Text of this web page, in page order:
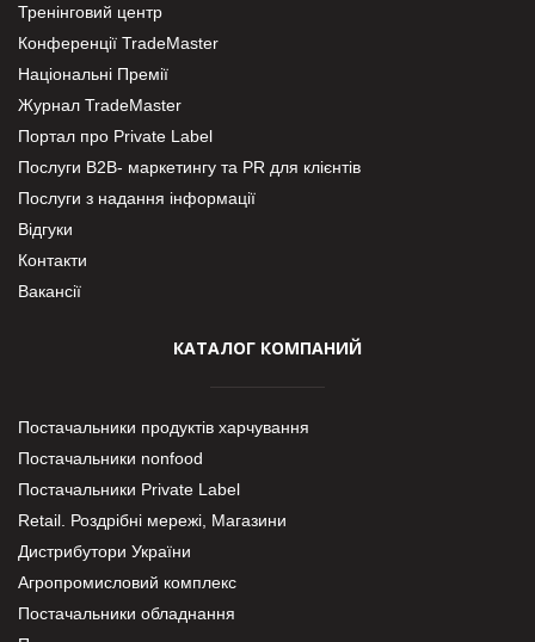
Тренінговий центр
Конференції TradeMaster
Національні Премії
Журнал TradeMaster
Портал про Private Label
Послуги В2В- маркетингу та PR для клієнтів
Послуги з надання інформації
Відгуки
Контакти
Вакансії
КАТАЛОГ КОМПАНИЙ
Постачальники продуктів харчування
Постачальники nonfood
Постачальники Private Label
Retail. Роздрібні мережі, Магазини
Дистрибутори України
Агропромисловий комплекс
Постачальники обладнання